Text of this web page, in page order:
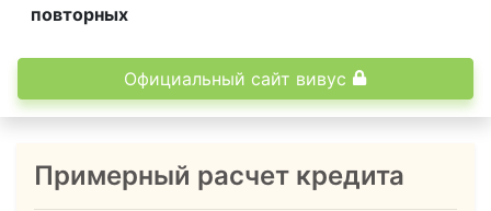
повторных
Официальный сайт вивус
Примерный расчет кредита